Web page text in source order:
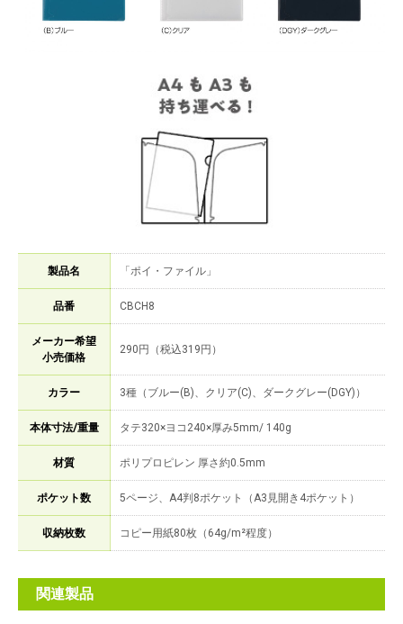
製品名 「ポイ・ファイル」
品番 CBCH8
メーカー希望
小売価格
290円（税込319円）
カラー 3種（ブルー(B)、クリア(C)、ダークグレー(DGY)）
本体寸法/重量 タテ320×ヨコ240×厚み5mm/ 140g
材質 ポリプロピレン 厚さ約0.5mm
ポケット数 5ページ、A4判8ポケット（A3見開き4ポケット）
収納枚数 コピー用紙80枚（64g/m²程度）
関連製品